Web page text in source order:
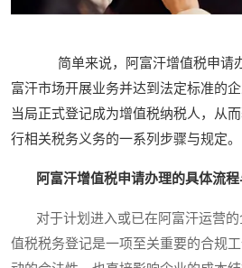
简单来说，阿富汗增值税申请
富汗市场开展业务并达到法定标准的
当局正式登记成为增值税纳税人，从
行相关税务义务的一系列步骤与规定。
阿富汗增值税申请办理的具体流程
对于计划进入或已在阿富汗运营的
值税税务登记是一项至关重要的合规